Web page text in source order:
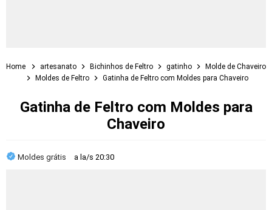
Home artesanato Bichinhos de Feltro gatinho
Molde de Chaveiro
Moldes de Feltro
Gatinha de Feltro com Moldes para Chaveiro
Gatinha de Feltro com Moldes para
Chaveiro
Moldes grátis a la/s 20:30